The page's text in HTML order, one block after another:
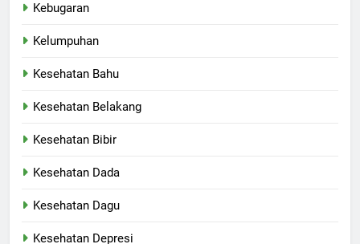
Kebugaran
Kelumpuhan
Kesehatan Bahu
Kesehatan Belakang
Kesehatan Bibir
Kesehatan Dada
Kesehatan Dagu
Kesehatan Depresi